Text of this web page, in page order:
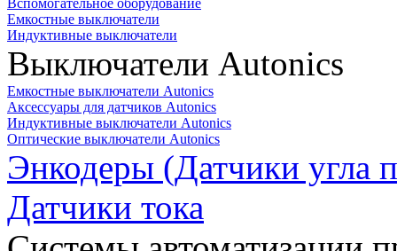
Емкостные выключатели
Индуктивные выключатели
Выключатели Autonics
Емкостные выключатели Autonics
Аксессуары для датчиков Autonics
Индуктивные выключатели Autonics
Оптические выключатели Autonics
Энкодеры (Датчики угла
Датчики тока